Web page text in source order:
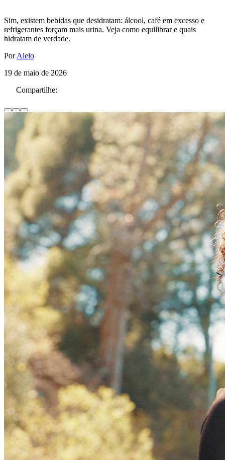
Sim, existem bebidas que desidratam: álcool, café em excesso e
refrigerantes forçam mais urina. Veja como equilibrar e quais
hidratam de verdade.
PorAlelo
19 de maio de 2026
Compartilhe: